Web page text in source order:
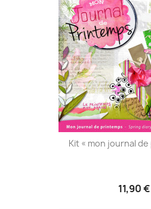
Kit « mon journal
11,90 €